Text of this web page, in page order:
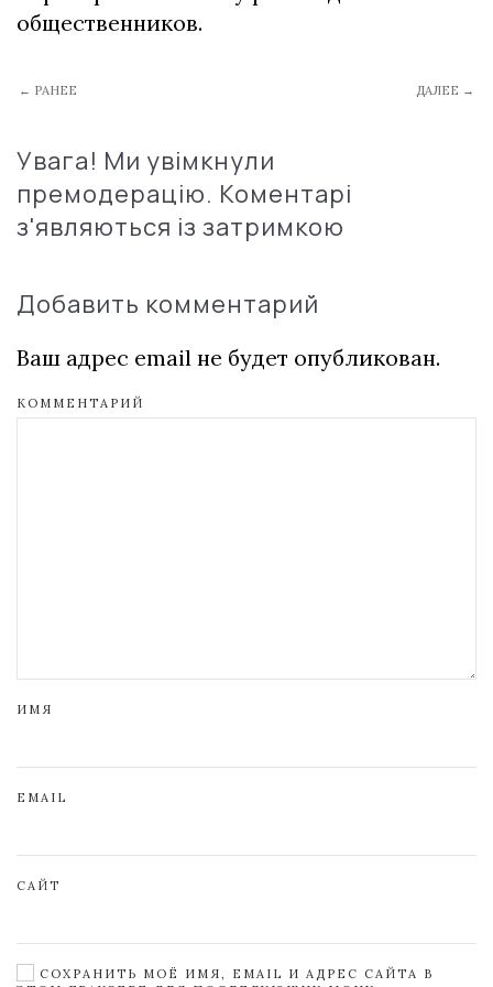
oбщecтвeнникoв.
← РАНЕЕ ДАЛЕЕ →
Увага! Ми увімкнули
премодерацію. Коментарі
з'являються із затримкою
Добавить комментарий
Ваш адрес email не будет опубликован.
КОММЕНТАРИЙ
ИМЯ
EMAIL
САЙТ
СОХРАНИТЬ МОЁ ИМЯ, EMAIL И АДРЕС САЙТА В